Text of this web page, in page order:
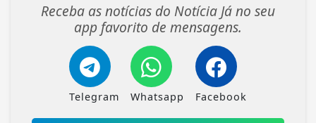
Receba as notícias do Notícia Já no seu
app favorito de mensagens.
Telegram Whatsapp Facebook